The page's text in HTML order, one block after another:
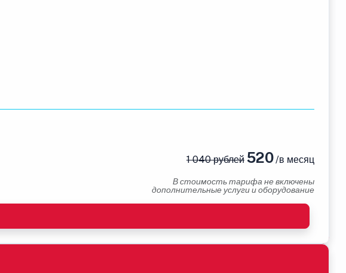
1 040 рублей520/в месяц
В стоимость тарифа не включены
дополнительные услуги и оборудование